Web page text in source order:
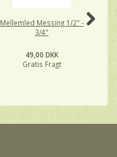
Mellemled Messing 1/2" -
3/4"
49,00 DKK
Gratis Fragt